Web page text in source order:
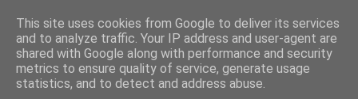
This site uses cookies from Google to deliver its services
and to analyze traffic. Your IP address and user-agent are
shared with Google along with performance and security
metrics to ensure quality of service, generate usage
statistics, and to detect and address abuse.